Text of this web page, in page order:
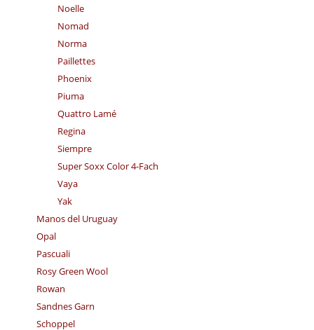
Noelle
Nomad
Norma
Paillettes
Phoenix
Piuma
Quattro Lamé
Regina
Siempre
Super Soxx Color 4-Fach
Vaya
Yak
Manos del Uruguay
Opal
Pascuali
Rosy Green Wool
Rowan
Sandnes Garn
Schoppel